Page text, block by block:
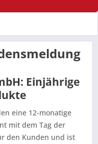
Einjährige
eine 12-monatige
mit dem Tag der
den Kunden und ist